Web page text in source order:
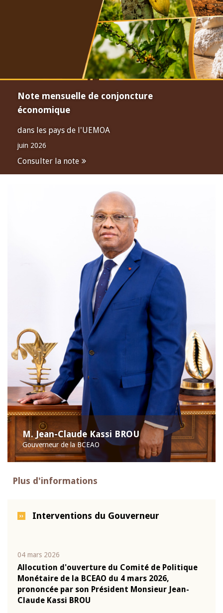
Note mensuelle de conjoncture
économique
dans les pays de l'UEMOA
juin 2026
Consulter la note
M. Jean-Claude Kassi BROU
Gouverneur de la BCEAO
Plus d'informations
Interventions du Gouverneur
04 mars 2026
Allocution d'ouverture du Comité de Politique
Monétaire de la BCEAO du 4 mars 2026,
prononcée par son Président Monsieur Jean-
Claude Kassi BROU